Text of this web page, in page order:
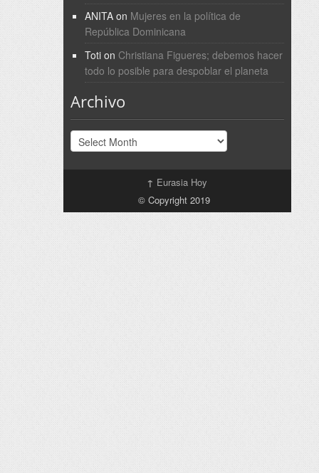
ANITAon Mujeres en la política de
República Dominicana
Totion Christiana Figueres; debemos hacer
todo lo posible para despoblar el planeta
Archivo
Archivo
↑ Eurasia Hoy
© Copyright 2019